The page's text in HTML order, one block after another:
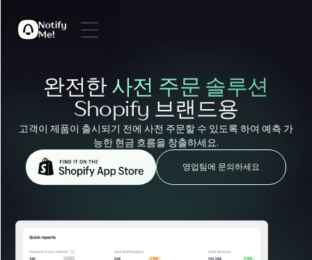
완전한 사전 주문 솔루션
Shopify 브랜드용
고객이 제품이 출시되기 전에 사전 주문할 수 있도록 하여 예측 가
능한 현금 흐름을 창출하세요.
영업팀에 문의하세요